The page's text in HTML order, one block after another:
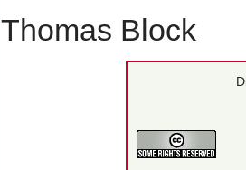
Thomas Block